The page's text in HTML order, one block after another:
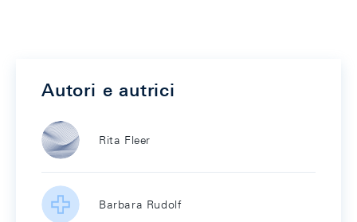
Autori e autrici
Rita Fleer
Barbara Rudolf